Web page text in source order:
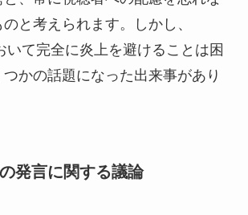
と考えられます。しかし、
いて完全に炎上を避けることは困
かの話題になった出来事があり
発言に関する議論